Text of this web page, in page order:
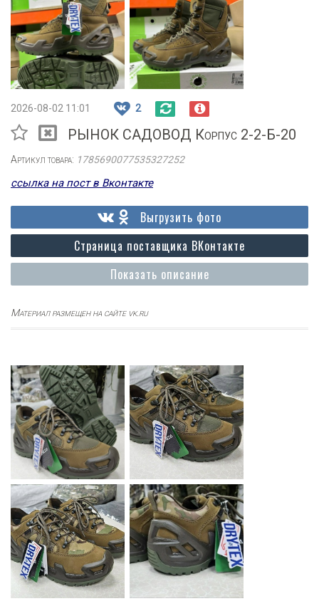
2026-08-02 11:01 2
РЫНОК САДОВОД Корпус 2-2-Б-20
Артикул товара: 1785690077535327252
ссылка на пост в Вконтакте
Показать описание
Страница поставщика ВКонтакте
Выгрузить фото
Материал размещен на сайте vk.ru